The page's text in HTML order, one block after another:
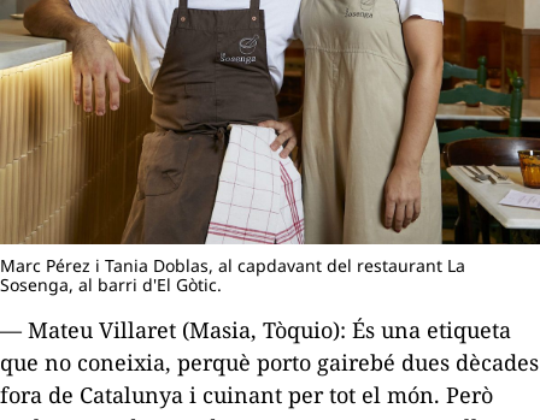
Marc Pérez i Tania Doblas, al capdavant del restaurant La
Sosenga, al barri d'El Gòtic.
— Mateu Villaret (Masia, Tòquio): És una etiqueta
que no coneixia, perquè porto gairebé dues dècades
fora de Catalunya i cuinant per tot el món. Però